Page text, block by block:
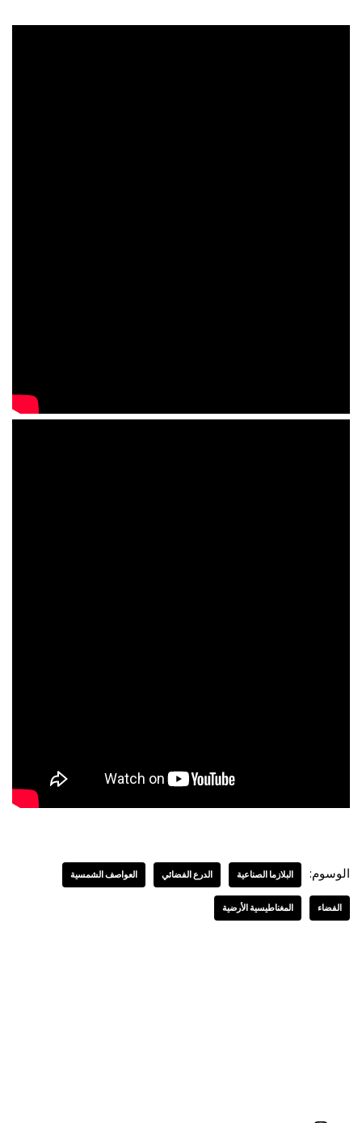
الوسوم: البلازما الصناعية الدرع الفضائي العواصف الشمسية
الفضاء المغناطيسية الأرضية